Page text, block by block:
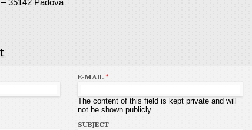
E-MAIL*
The content of this field is kept private and will
not be shown publicly.
SUBJECT